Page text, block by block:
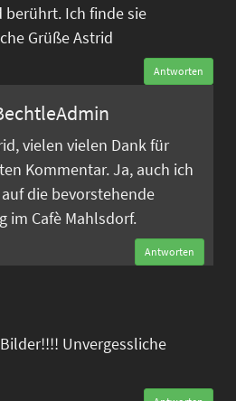
Ich finde sie
Grüße Astrid
Antworten
vielen vielen Dank für
Kommentar. Ja, auch ich
die bevorstehende
im Cafè Mahlsdorf.
Antworten
Unvergessliche